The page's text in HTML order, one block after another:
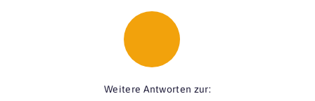
Weitere Antworten zur: